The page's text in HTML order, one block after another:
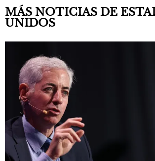
MÁS NOTICIAS DE
UNIDOS